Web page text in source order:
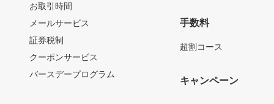
お取引時間
メールサービス
証券税制
クーポンサービス
バースデープログラム
手数料
超割コース
キャンペーン